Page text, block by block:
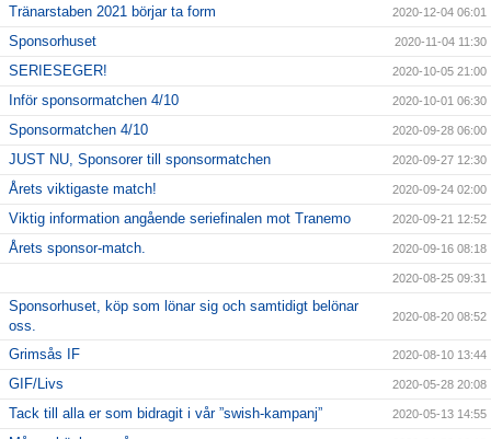
Tränarstaben 2021 börjar ta form 2020-12-04 06:01
Sponsorhuset 2020-11-04 11:30
SERIESEGER! 2020-10-05 21:00
Inför sponsormatchen 4/10 2020-10-01 06:30
Sponsormatchen 4/10 2020-09-28 06:00
JUST NU, Sponsorer till sponsormatchen 2020-09-27 12:30
Årets viktigaste match! 2020-09-24 02:00
Viktig information angående seriefinalen mot Tranemo 2020-09-21 12:52
Årets sponsor-match. 2020-09-16 08:18
2020-08-25 09:31
Sponsorhuset, köp som lönar sig och samtidigt belönar
oss.
2020-08-20 08:52
Grimsås IF 2020-08-10 13:44
GIF/Livs 2020-05-28 20:08
Tack till alla er som bidragit i vår ”swish-kampanj” 2020-05-13 14:55